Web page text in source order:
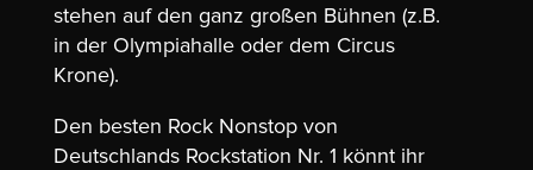
stehen auf den ganz großen Bühnen (z.B.
in der Olympiahalle oder dem Circus
Krone).
Den besten Rock Nonstop von
Deutschlands Rockstation Nr. 1 könnt ihr